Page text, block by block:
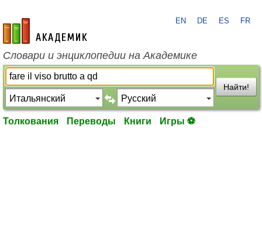
academic.ru
EN DE ES FR
Словари и энциклопедии на Академике
Найти!
Толкования Переводы Книги Игры ⚽